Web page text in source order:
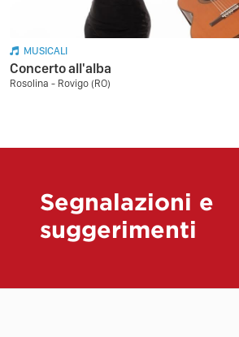
MUSICALI
Concerto all'alba
Rosolina - Rovigo (RO)
Segnalazioni e
suggerimenti